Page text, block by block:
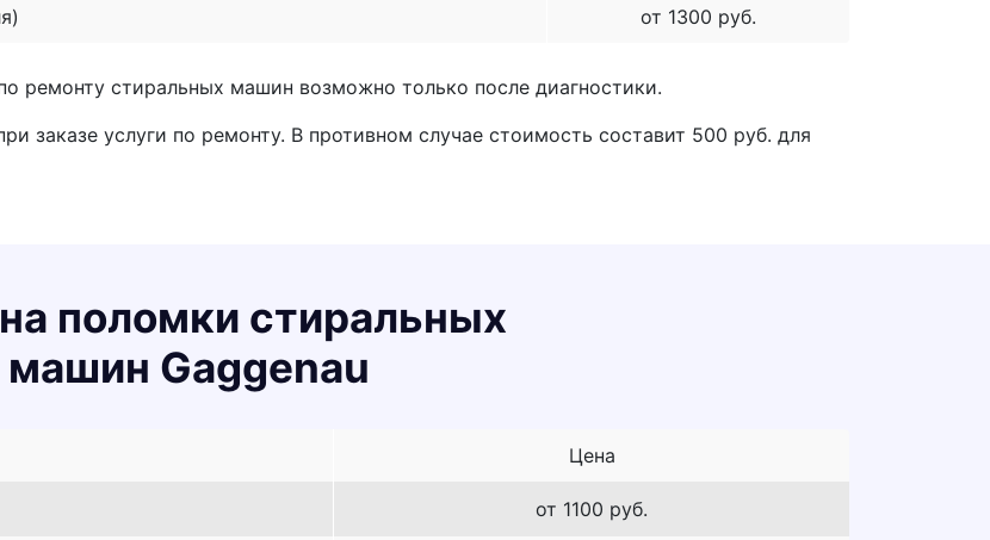
от 1300 руб.
ремонту стиральных машин возможно только после диагностики.
заказе услуги по ремонту. В противном случае стоимость составит 500 руб. для
поломки стиральных
машин Gaggenau
Цена
от 1100 руб.